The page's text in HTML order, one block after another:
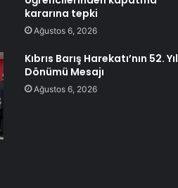
kararına tepki
Ağustos 6, 2026
Kıbrıs Barış Harekatı’nın 52. Yıl
Dönümü Mesajı
Ağustos 6, 2026